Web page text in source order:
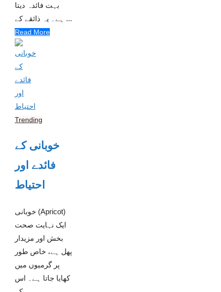
بہت فائدہ دیتا
ہے۔ یہ ذائقے کے ...
Read More
Trending
خوبانی کے
فائدے اور
احتیاط
خوبانی (Apricot)
ایک نہایت صحت
بخش اور مزیدار
پھل ہے، خاص طور
پر گرمیوں میں
کھایا جاتا ہے۔ اس